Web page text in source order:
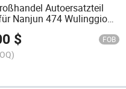
Autoersatzteil
Nanjun 474 Wulinggio
306/1.3 OEM:
Dgq1219
$ FOB